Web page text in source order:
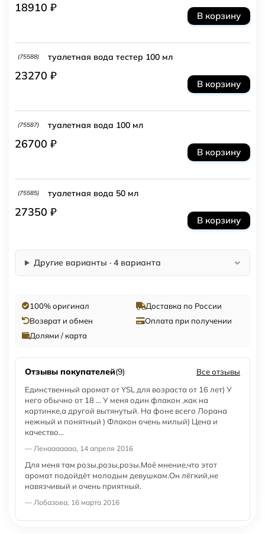
18910 ₽
В корзину
(75588) туалетная вода тестер 100 мл
23270 ₽
В корзину
(75587) туалетная вода 100 мл
26700 ₽
В корзину
(75585) туалетная вода 50 мл
27350 ₽
В корзину
Другие варианты · 4 варианта
100% оригинал
Доставка по России
Возврат и обмен
Оплата при получении
Долями / карта
Отзывы покупателей(9)
Все отзывы
Единственный аромат от YSL для возраста от 16 лет) У
него обычно от 18 ... У меня один флакон ,как на
картинке,а другой вытянутый. На фоне всего Лорана
нежный и понятный ) Флакон очень милый) Цена и
качество...
— Ленааааааа, 14 апреля 2016
Для меня там розы,розы,розы.Моё мнение,что этот
аромат подойдёт молодым девушкам.Он лёгкий,не
навязчивый и очень приятный.
— Лобазова, 16 марта 2016